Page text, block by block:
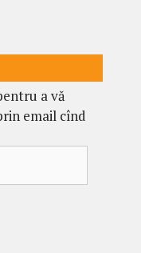
a vă
email cînd